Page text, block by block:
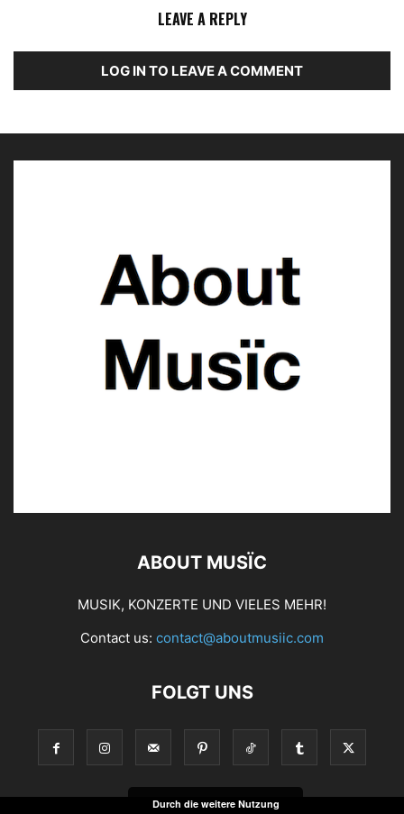
LEAVE A REPLY
LOG IN TO LEAVE A COMMENT
ABOUT MUSÏC
MUSIK, KONZERTE UND VIELES MEHR!
Contact us: contact@aboutmusiic.com
FOLGT UNS
Durch die weitere Nutzung